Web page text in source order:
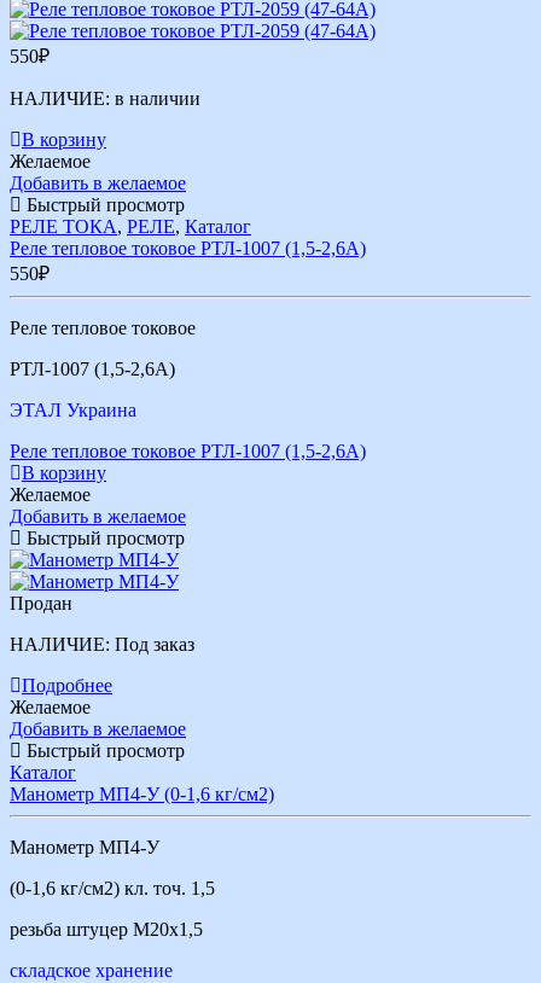
550₽
НАЛИЧИЕ: в наличии
В корзину
Желаемое
Добавить в желаемое
Быстрый просмотр
РЕЛЕ ТОКА, РЕЛЕ, Каталог
Реле тепловое токовое РТЛ-1007 (1,5-2,6А)
550₽
Реле тепловое токовое
РТЛ-1007 (1,5-2,6А)
ЭТАЛ Украина
Реле тепловое токовое РТЛ-1007 (1,5-2,6А)
В корзину
Желаемое
Добавить в желаемое
Быстрый просмотр
Продан
НАЛИЧИЕ: Под заказ
Подробнее
Желаемое
Добавить в желаемое
Быстрый просмотр
Каталог
Манометр МП4-У (0-1,6 кг/см2)
Манометр МП4-У
(0-1,6 кг/см2) кл. точ. 1,5
резьба штуцер М20х1,5
складское хранение